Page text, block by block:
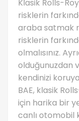
Klasik Rolls-
risklerin
araba satmak
risklerin
olmalısınız.
olduğunuzdan
kendinizi
BAE, klasik
için harika bir
canlı otomobil